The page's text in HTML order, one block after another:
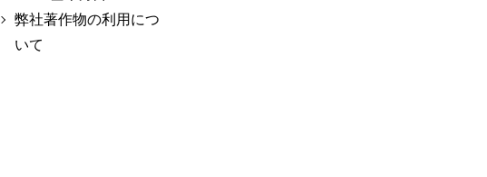
弊社著作物の利用につ
いて